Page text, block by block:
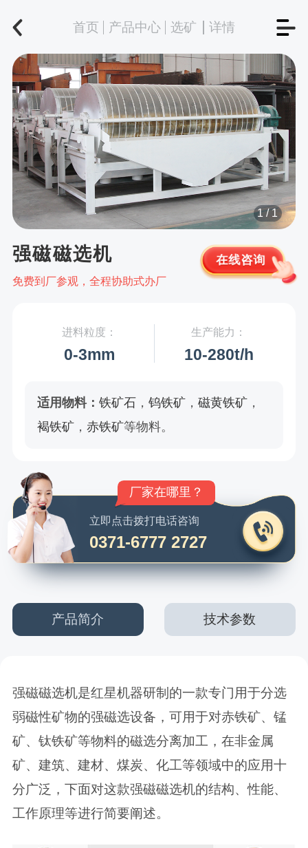
首页 产品中心 选矿 详情
1/1
强磁磁选机
免费到厂参观，全程协助式办厂
在线咨询
进料粒度：
0-3mm
生产能力：
10-280t/h
适用物料： 铁矿石 ， 钨铁矿， 磁黄铁矿，
褐铁矿， 赤铁矿等物料。
环保吗？粉尘大吗？
立即点击拨打电话咨询
0371-6777 2727
产品简介 技术参数
强磁磁选机是红星机器研制的一款专门用于分选
弱磁性矿物的强磁选设备，可用于对赤铁矿、锰
矿、钛铁矿等物料的磁选分离加工，在非金属
矿、建筑、建材、煤炭、化工等领域中的应用十
分广泛，下面对这款强磁磁选机的结构、性能、
工作原理等进行简要阐述。